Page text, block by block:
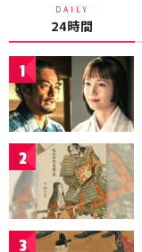
DAILY
24時間
1
2
3